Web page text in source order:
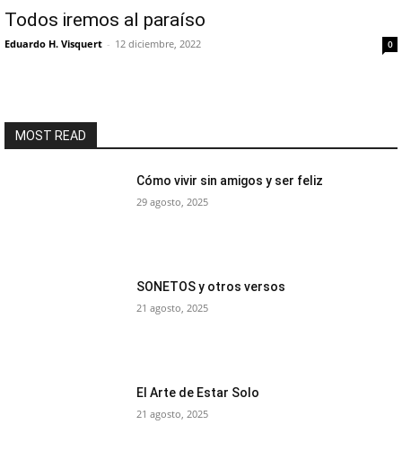
Todos iremos al paraíso
Eduardo H. Visquert - 12 diciembre, 2022 0
MOST READ
Cómo vivir sin amigos y ser feliz
29 agosto, 2025
SONETOS y otros versos
21 agosto, 2025
El Arte de Estar Solo
21 agosto, 2025